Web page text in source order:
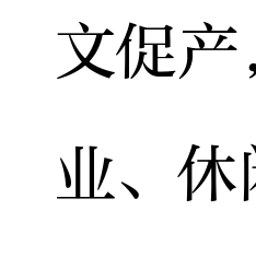
文促
业、